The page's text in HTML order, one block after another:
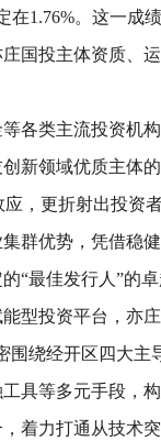
1.76%。这一成
国投主体资质、
各类主流投资机
新领域优质主体
，更折射出投资
群优势，凭借稳
“最佳发行人”的
型投资平台，亦
围绕经开区四大主
具等多元手段，
着力打通从技术